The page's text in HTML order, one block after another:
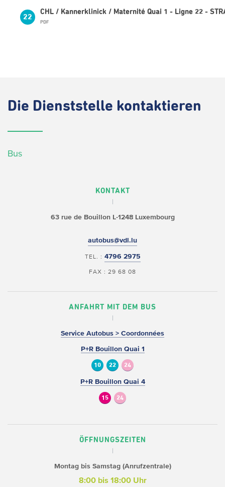
22
CHL / Kannerklinick / Maternité Quai 1 - Ligne 22 -
PDF
Die Dienststelle kontaktieren
Bus
KONTAKT
63 rue de BouillonL-1248 Luxembourg
autobus@vdl.lu
TEL. : 4796 2975
FAX : 29 68 08
ANFAHRT MIT DEM BUS
Service Autobus > Coordonnées
P+R Bouillon Quai 1
10 22 24
P+R Bouillon Quai 4
15 24
ÖFFNUNGSZEITEN
Montag bis Samstag (Anrufzentrale)
8:00 bis 18:00 Uhr